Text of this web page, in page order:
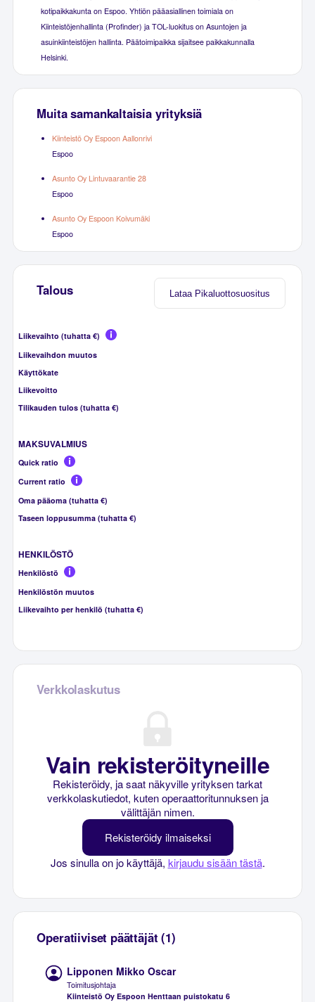
kotipaikkakunta on Espoo. Yhtiön pääasiallinen toimiala on
Kiinteistöjenhallinta (Profinder) ja TOL-luokitus on Asuntojen ja
asuinkiinteistöjen hallinta. Päätoimipaikka sijaitsee paikkakunnalla
Helsinki.
Muita samankaltaisia yrityksiä
Kiinteistö Oy Espoon Aallonrivi
Espoo
Asunto Oy Lintuvaarantie 28
Espoo
Asunto Oy Espoon Koivumäki
Espoo
Lataa Pikaluottosuositus
Talous
Liikevaihto (tuhatta €)
Liikevaihdon muutos
Käyttökate
Liikevoitto
Tilikauden tulos (tuhatta €)
MAKSUVALMIUS
Quick ratio
Current ratio
Oma pääoma (tuhatta €)
Taseen loppusumma (tuhatta €)
HENKILÖSTÖ
Henkilöstö
Henkilöstön muutos
Liikevaihto per henkilö (tuhatta €)
Verkkolaskutus
Vain rekisteröityneille
Rekisteröidy, ja saat näkyville yrityksen tarkat
verkkolaskutiedot, kuten operaattoritunnuksen ja
välittäjän nimen.
Rekisteröidy ilmaiseksi
Jos sinulla on jo käyttäjä, kirjaudu sisään tästä.
Operatiiviset päättäjät (1)
Lipponen Mikko Oscar
Toimitusjohtaja
Kiinteistö Oy Espoon Henttaan puistokatu 6